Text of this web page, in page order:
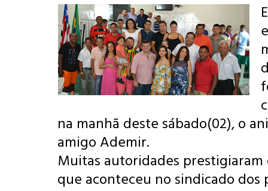
na manhã deste sábado(02), o
amigo Ademir.
Muitas autoridades
que aconteceu no sindicado dos